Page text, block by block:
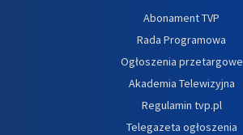
Abonament TVP
Rada Programowa
Ogłoszenia przetargowe
Akademia Telewizyjna
Regulamin tvp.pl
Telegazeta ogłoszenia